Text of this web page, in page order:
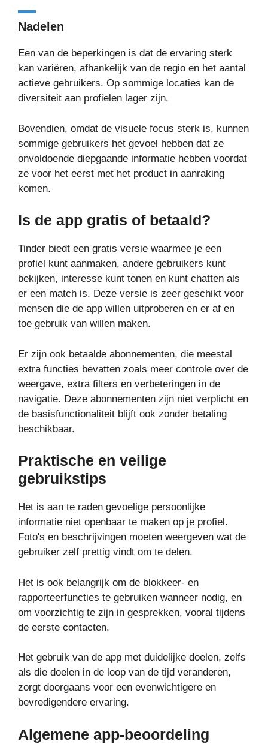
Nadelen
Een van de beperkingen is dat de ervaring sterk
kan variëren, afhankelijk van de regio en het aantal
actieve gebruikers. Op sommige locaties kan de
diversiteit aan profielen lager zijn.
Bovendien, omdat de visuele focus sterk is, kunnen
sommige gebruikers het gevoel hebben dat ze
onvoldoende diepgaande informatie hebben voordat
ze voor het eerst met het product in aanraking
komen.
Is de app gratis of betaald?
Tinder biedt een gratis versie waarmee je een
profiel kunt aanmaken, andere gebruikers kunt
bekijken, interesse kunt tonen en kunt chatten als
er een match is. Deze versie is zeer geschikt voor
mensen die de app willen uitproberen en er af en
toe gebruik van willen maken.
Er zijn ook betaalde abonnementen, die meestal
extra functies bevatten zoals meer controle over de
weergave, extra filters en verbeteringen in de
navigatie. Deze abonnementen zijn niet verplicht en
de basisfunctionaliteit blijft ook zonder betaling
beschikbaar.
Praktische en veilige
gebruikstips
Het is aan te raden gevoelige persoonlijke
informatie niet openbaar te maken op je profiel.
Foto's en beschrijvingen moeten weergeven wat de
gebruiker zelf prettig vindt om te delen.
Het is ook belangrijk om de blokkeer- en
rapporteerfuncties te gebruiken wanneer nodig, en
om voorzichtig te zijn in gesprekken, vooral tijdens
de eerste contacten.
Het gebruik van de app met duidelijke doelen, zelfs
als die doelen in de loop van de tijd veranderen,
zorgt doorgaans voor een evenwichtigere en
bevredigendere ervaring.
Algemene app-beoordeling